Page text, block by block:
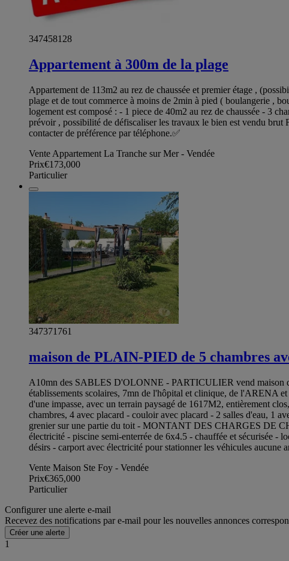
347458128
Appartement à 300m de la plage
Appartement de 113m2 au rez de chaussée et premier étage ,
plage et de tout commerce à moins de 2min à pied ( boulangerie ,
logement est composé : - 1 piece de 40m2 au rez de chaussée - 3
prévoir , possibilité de défiscaliser les travaux le bien est vendu
contacter de préférence par téléphone.✅
Vente Appartement La Tranche sur Mer - Vendée
Prix€173,000
Particulier
347371761
maison de PLAIN-PIED de 5 chambres
A10mn des SABLES D'OLONNE - PARTICULIER vend maison
établissements scolaires, 7mn de l'hôpital et clinique, de
d'une impasse, avec un terrain paysagé de 1617M2, entièrement
chambres, 4 avec placard - couloir avec placard - 2 salles d'eau, 1
grenier sur une partie du toit - MONTANT DES CHARGES DE
électricité - piscine semi-enterrée de 6x4.5 - chauffée et sécurisée -
désirs - carport avec électricité pour stationner les véhicules
Vente Maison Ste Foy - Vendée
Prix€365,000
Particulier
Configurer une alerte e-mail
Recevez des notifications par e-mail pour les nouvelles annonces
Créer une alerte
1